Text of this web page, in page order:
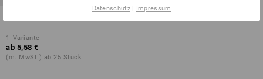
1 Variante
ab 5,58 €
(m. MwSt.) ab 25 Stück
Datenschutz| Impressum